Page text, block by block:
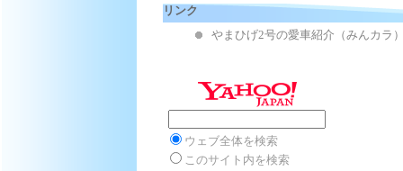
リンク
やまひげ2号の愛車紹介（みんカラ
ウェブ全体を検索
このサイト内を検索